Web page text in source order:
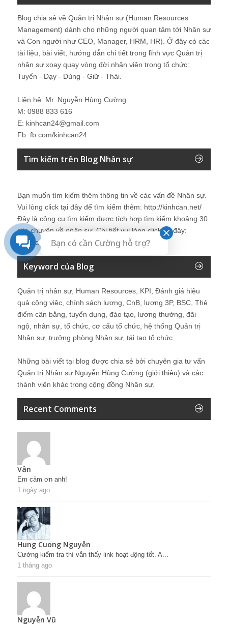
Blog chia sẻ về Quản trị Nhân sự (Human Resources
Management) dành cho những người quan tâm tới Nhân sự
và Con người như CEO, Manager, HRM, HR). Ở đây có các
tài liệu, bài viết, hướng dẫn chi tiết trong lĩnh vực Quản trị
nhân sự xoay quay vòng đời nhân viên trong tổ chức:
Tuyển - Dạy - Dùng - Giữ - Thải.
Liên hệ: Mr. Nguyễn Hùng Cường
M: 0988 833 616
E: kinhcan24@gmail.com
Fb: fb.com/kinhcan24
Tìm kiếm trên Blog Nhân sự
Bạn muốn tìm kiếm thêm thông tin về các vấn đề Nhân sự.
Vui lòng click tại đây để tìm kiếm thêm: http://kinhcan.net/
Đây là công cụ tìm kiếm được tích hợp tìm kiếm khoảng 30
site chuyên vềnhân sự. Chi tiết vui lòng click tại đây:
Kinhcan24′s Search
Keyword của Blog
Quản trị nhân sự, Human Resources, KPI, Đánh giá hiệu
quả công việc, chính sách lương, CnB, lương 3P, BSC, Thẻ
điểm cân bằng, tuyển dụng, đào tạo, lương thưởng, đãi
ngộ, nhân sự, tổ chức, cơ cấu tổ chức, hệ thống Quản trị
Nhân sự, trưởng phòng Nhân sự, tái tạo tổ chức
Những bài viết tại blog được chia sẻ bởi chuyên gia tư vấn
Quản trị Nhân sự Nguyễn Hùng Cường (giới thiệu) và các
thành viên khác trong cộng đồng Nhân sự.
Recent Comments
Vân
Em cảm ơn anh!
1 ngày ago
Hung Cuong Nguyễn
Cường kiểm tra thì vẫn thấy link hoạt động tốt. A...
1 tháng ago
Nguyễn Vũ
Bạn có cần Cường hỗ trợ?